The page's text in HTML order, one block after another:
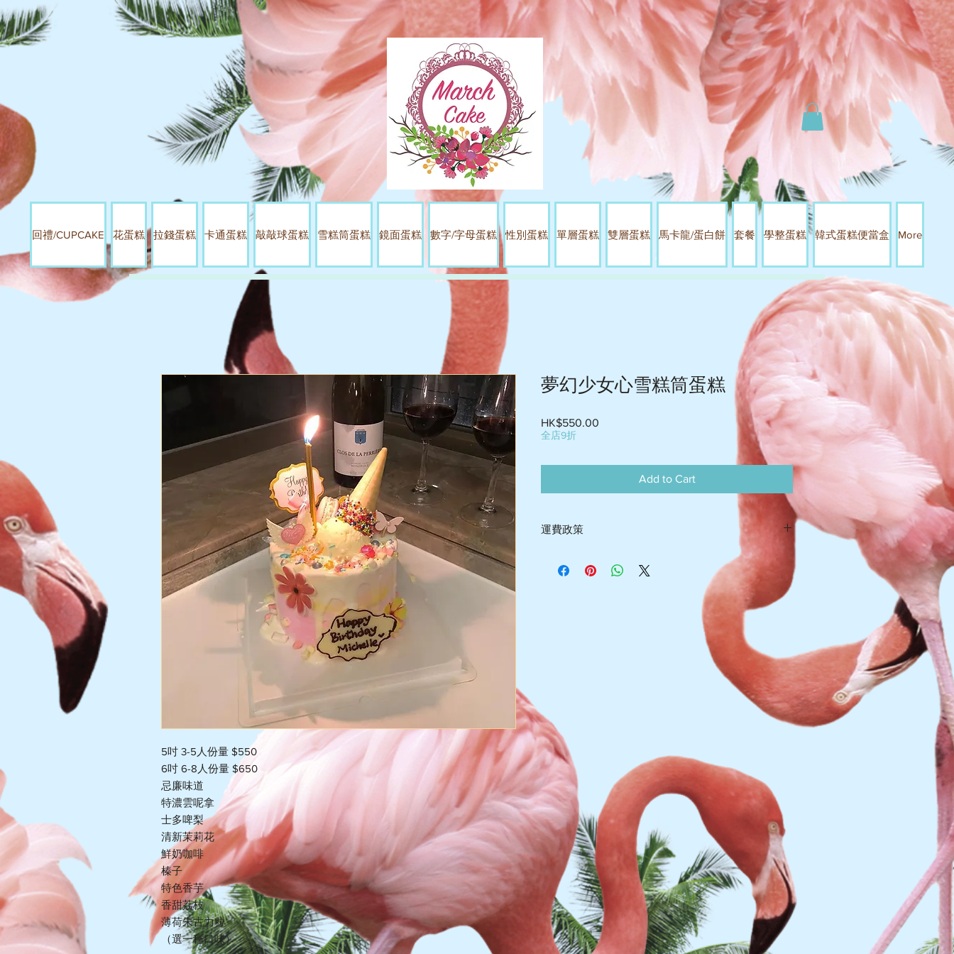
回禮/CUPCAKE 花蛋糕 拉錢蛋糕 卡通蛋糕 敲敲球蛋糕 雪糕筒蛋糕 鏡面蛋糕 數字/字母蛋糕 性別蛋糕 單層蛋糕 雙層蛋糕 馬卡龍/蛋白餅 套餐 學整蛋糕 韓式蛋糕便當盒 More
5吋 3-5人份量 $550
6吋 6-8人份量 $650
忌廉味道
特濃雲呢拿
士多啤梨
清新茉莉花
鮮奶咖啡
榛子
特色香芋
香甜荔枝
薄荷朱古力粒
（選一種口味）
夢幻少女心雪糕筒蛋糕
HK$550.00
全店9折
Add to Cart
運費政策
本店已經為蛋糕做了充份的防護
大部份的蛋糕可以安全送達
但仍有少數幾個可能會損壞
如有損壞不會賠償
(蛋糕出貨前會拍照給客人驗收)
(******不得有任何更收款式或其他要求)
請各位顧客確定可承擔風險才使用送貨服務。